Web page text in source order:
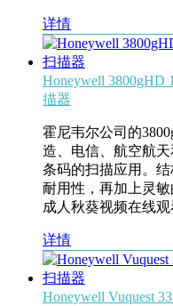
详情
Honeywell 3800gHD
描器
霍尼韦尔公司的
造、电信、航
条码的扫描应用。
耐用性，再加上灵
成人秋葵视频在线
详情
Honeywell Vuquest